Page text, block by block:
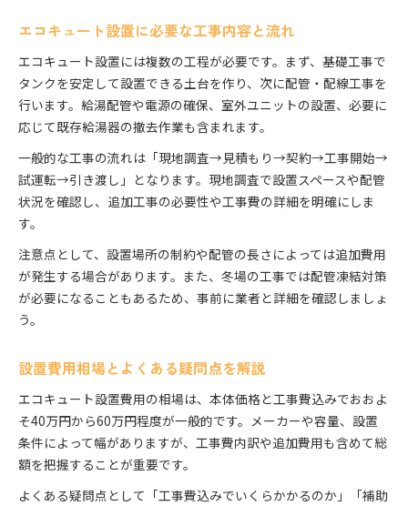
見落としやすい追加費用にも備えよう
設置費用が増える要因とその対策例
工事費込みの価格で安心できる業者選び
基礎工事や配管工事の費用負担を抑える
エコキュート選びで設置費用を左右する要素
容量や機能別の設置費用を比較しよう
失敗しないための本体と工事費の見極め方
設置費用に直結する機種選定のポイント
エコキュート設置に必要な工事内容と流れ
エコキュート設置には複数の工程が必要です。まず、基礎工事で
タンクを安定して設置できる土台を作り、次に配管・配線工事を
行います。給湯配管や電源の確保、室外ユニットの設置、必要に
応じて既存給湯器の撤去作業も含まれます。
一般的な工事の流れは「現地調査→見積もり→契約→工事開始→
試運転→引き渡し」となります。現地調査で設置スペースや配管
状況を確認し、追加工事の必要性や工事費の詳細を明確にしま
す。
注意点として、設置場所の制約や配管の長さによっては追加費用
が発生する場合があります。また、冬場の工事では配管凍結対策
が必要になることもあるため、事前に業者と詳細を確認しましょ
う。
設置費用相場とよくある疑問点を解説
エコキュート設置費用の相場は、本体価格と工事費込みでおおよ
そ40万円から60万円程度が一般的です。メーカーや容量、設置
条件によって幅がありますが、工事費内訳や追加費用も含めて総
額を把握することが重要です。
よくある疑問点として「工事費込みでいくらかかるのか」「補助